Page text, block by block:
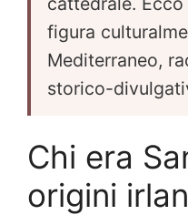
figura
Mediterraneo,
storico-
Chi era
origini